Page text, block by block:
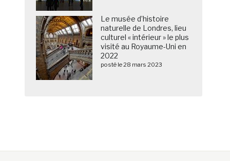
Le musée d’histoire
naturelle de Londres, lieu
culturel « intérieur » le plus
visité au Royaume-Uni en
2022
posté le 28 mars 2023